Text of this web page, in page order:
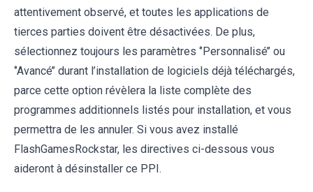
attentivement observé, et toutes les applications de
tierces parties doivent être désactivées. De plus,
sélectionnez toujours les paramètres ‘’Personnalisé’’ ou
‘’Avancé’’ durant l’installation de logiciels déjà téléchargés,
parce cette option révèlera la liste complète des
programmes additionnels listés pour installation, et vous
permettra de les annuler. Si vous avez installé
FlashGamesRockstar, les directives ci-dessous vous
aideront à désinstaller ce PPI.